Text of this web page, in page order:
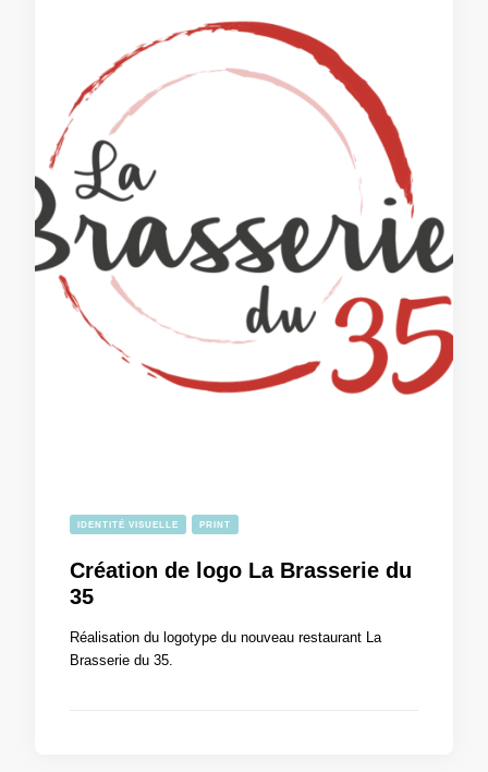
IDENTITÉ VISUELLE PRINT
Création de logo La Brasserie du
35
Réalisation du logotype du nouveau restaurant La
Brasserie du 35.